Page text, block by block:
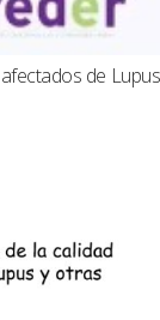
de